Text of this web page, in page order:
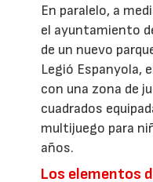
En paralelo, a
el ayuntamiento
de un nuevo
Legió Espanyola,
con una zona de
cuadrados
multijuego para
años.
Los elementos